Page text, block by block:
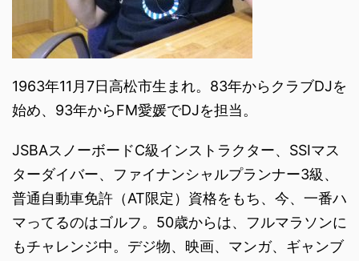
1963年11月7日高松市生まれ。83年からクラブDJを
始め、93年からFM愛媛でDJを担当。
JSBAスノーボードC級インストラクター、SSIマス
ターダイバー、ファイナンシャルプランナー3級、
普通自動車免許（AT限定）資格をもち、今、一番ハ
マってるのはゴルフ。50歳からは、フルマラソンに
もチャレンジ中。デジ物、映画、マンガ、ギャンブ